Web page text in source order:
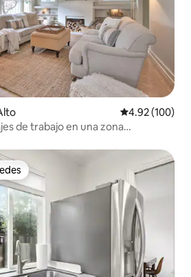
Calificación
4.92 (100)
de trabajo en una zona